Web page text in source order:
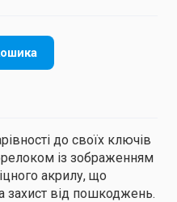
до своїх ключів
із зображенням
акрилу, що
захист від пошкоджень.